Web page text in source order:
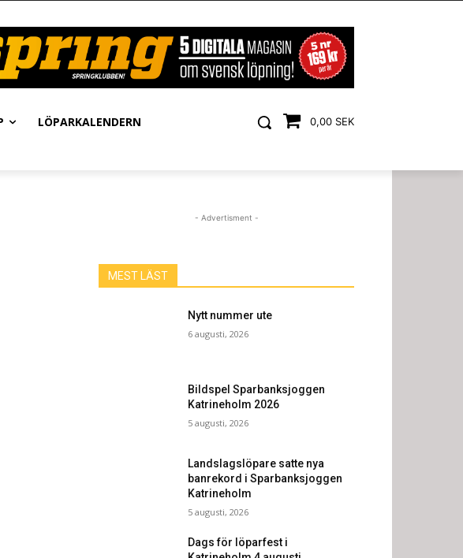
0,00 SEK
LÖPARKALENDERN
- Advertisment -
MEST LÄST
Nytt nummer ute
6 augusti, 2026
Bildspel Sparbanksjoggen
Katrineholm 2026
5 augusti, 2026
Landslagslöpare satte nya
banrekord i Sparbanksjoggen
Katrineholm
5 augusti, 2026
Dags för löparfest i